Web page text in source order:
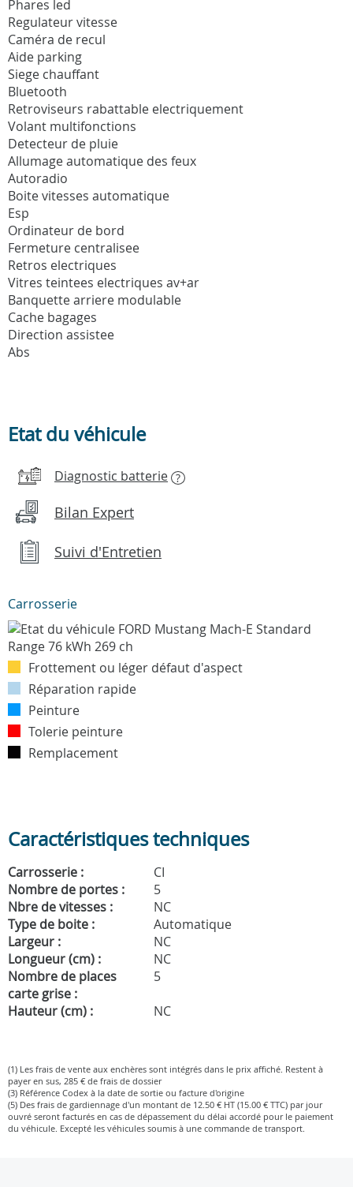
Phares led
Regulateur vitesse
Caméra de recul
Aide parking
Siege chauffant
Bluetooth
Retroviseurs rabattable electriquement
Volant multifonctions
Detecteur de pluie
Allumage automatique des feux
Autoradio
Boite vitesses automatique
Esp
Ordinateur de bord
Fermeture centralisee
Retros electriques
Vitres teintees electriques av+ar
Banquette arriere modulable
Cache bagages
Direction assistee
Abs
Etat du véhicule
Diagnostic batterie ?
Bilan Expert
Suivi d'Entretien
Carrosserie
Frottement ou léger défaut d'aspect
Réparation rapide
Peinture
Tolerie peinture
Remplacement
Caractéristiques techniques
Carrosserie :
CI
Nombre de portes :
5
Nbre de vitesses :
NC
Type de boite :
Automatique
Largeur :
NC
Longueur (cm) :
NC
Nombre de places
carte grise :
5
Hauteur (cm) :
NC
(1) Les frais de vente aux enchères sont intégrés dans le prix affiché. Restent à
payer en sus, 285 € de frais de dossier
(3) Référence Codex à la date de sortie ou facture d'origine
(5) Des frais de gardiennage d'un montant de 12.50 € HT (15.00 € TTC) par jour
ouvré seront facturés en cas de dépassement du délai accordé pour le paiement
du véhicule. Excepté les véhicules soumis à une commande de transport.